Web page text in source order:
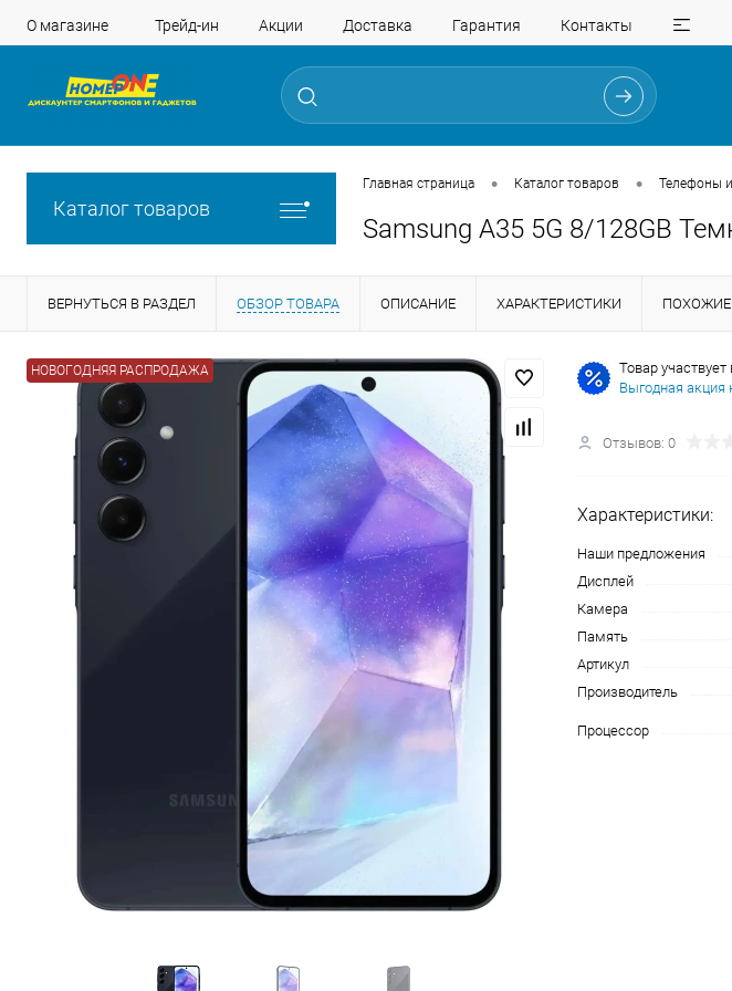
О магазине Трейд-ин Акции Доставка Гарантия Контакты
Каталог товаров
Главная страница • Каталог товаров • Телефоны
Samsung A35 5G 8/128GB
ВЕРНУТЬСЯ В РАЗДЕЛ ОБЗОР ТОВАРА ОПИСАНИЕ ХАРАКТЕРИСТИКИ
НОВОГОДНЯЯ РАСПРОДАЖА
Товар участвует
Выгодная акция
Отзывов: 0
Характеристики:
Наши предложения
Дисплей
Камера
Память
Артикул
Производитель
Процессор
Для клиентов всех банков
Разбейте
на частибез
График платежей